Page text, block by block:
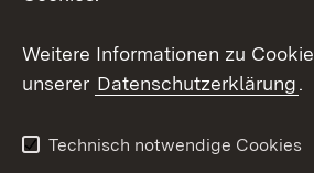
Kontakt
Barrierefreiheit
Weitere Informationen zu
unserer Datenschutzerklärung.
Technisch notwendige Cookies